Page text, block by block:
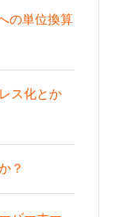
の単位換算
ス化とか
？